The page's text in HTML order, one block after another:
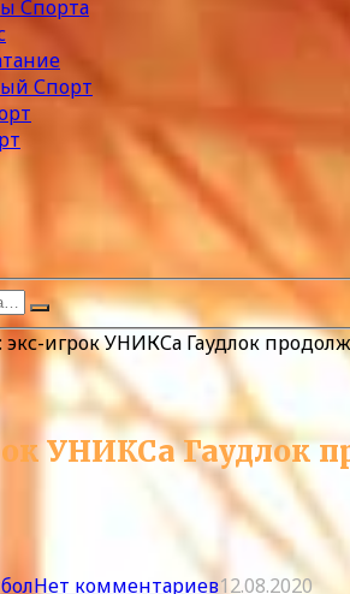
Спорта
Спорт
игрок УНИКСа Гаудлок
УНИКСа Гаудлок
Нет комментариев12.08.2020